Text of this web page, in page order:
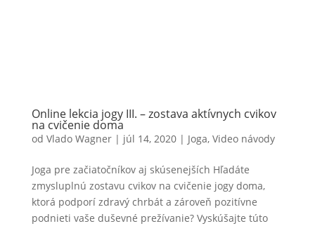
Online lekcia jogy III. – zostava aktívnych cvikov
na cvičenie doma
od Vlado Wagner| júl 14, 2020| Joga, Video návody
Joga pre začiatočníkov aj skúsenejších Hľadáte
zmysluplnú zostavu cvikov na cvičenie jogy doma,
ktorá podporí zdravý chrbát a zároveň pozitívne
podnieti vaše duševné prežívanie? Vyskúšajte túto